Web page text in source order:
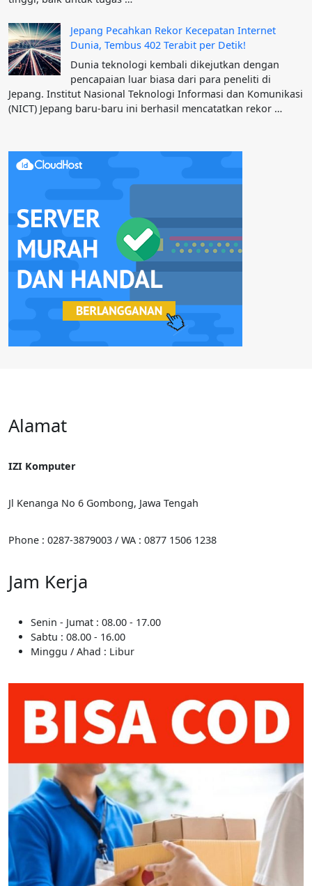
Jepang Pecahkan Rekor Kecepatan Internet
Dunia, Tembus 402 Terabit per Detik!
Dunia teknologi kembali dikejutkan dengan
pencapaian luar biasa dari para peneliti di
Jepang. Institut Nasional Teknologi Informasi dan Komunikasi
(NICT) Jepang baru-baru ini berhasil mencatatkan rekor …
Alamat
IZI Komputer
Jl Kenanga No 6 Gombong, Jawa Tengah
Phone : 0287-3879003 / WA : 0877 1506 1238
Jam Kerja
Senin - Jumat : 08.00 - 17.00
Sabtu : 08.00 - 16.00
Minggu / Ahad : Libur